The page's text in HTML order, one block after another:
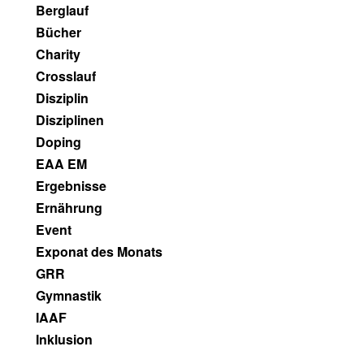
Berglauf
Bücher
Charity
Crosslauf
Disziplin
Disziplinen
Doping
EAA EM
Ergebnisse
Ernährung
Event
Exponat des Monats
GRR
Gymnastik
IAAF
Inklusion